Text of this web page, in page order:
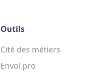
Outils
Cité des métiers
Envol pro